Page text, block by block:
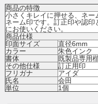
商品の特徴
小さくキレイに押せる、ネ
ネーム印です。訂正印や認
にお使いください。
商品仕様
印面サイズ
直径6mm
カラー
朱色インク
書体
既製品専用
その他仕様
訂正用印
フリガナ
アイダ
氏名
会田
単位
1個